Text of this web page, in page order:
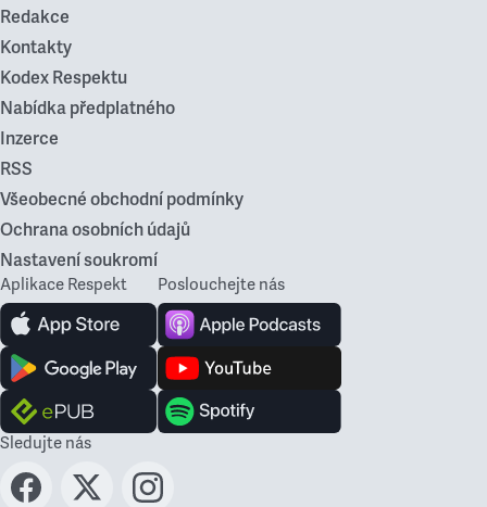
Redakce
Kontakty
Kodex Respektu
Nabídka předplatného
Inzerce
RSS
Všeobecné obchodní podmínky
Ochrana osobních údajů
Nastavení soukromí
Aplikace Respekt Poslouchejte nás
Sledujte nás